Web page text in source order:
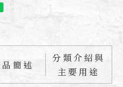
簡述
分類介紹與
主要用途